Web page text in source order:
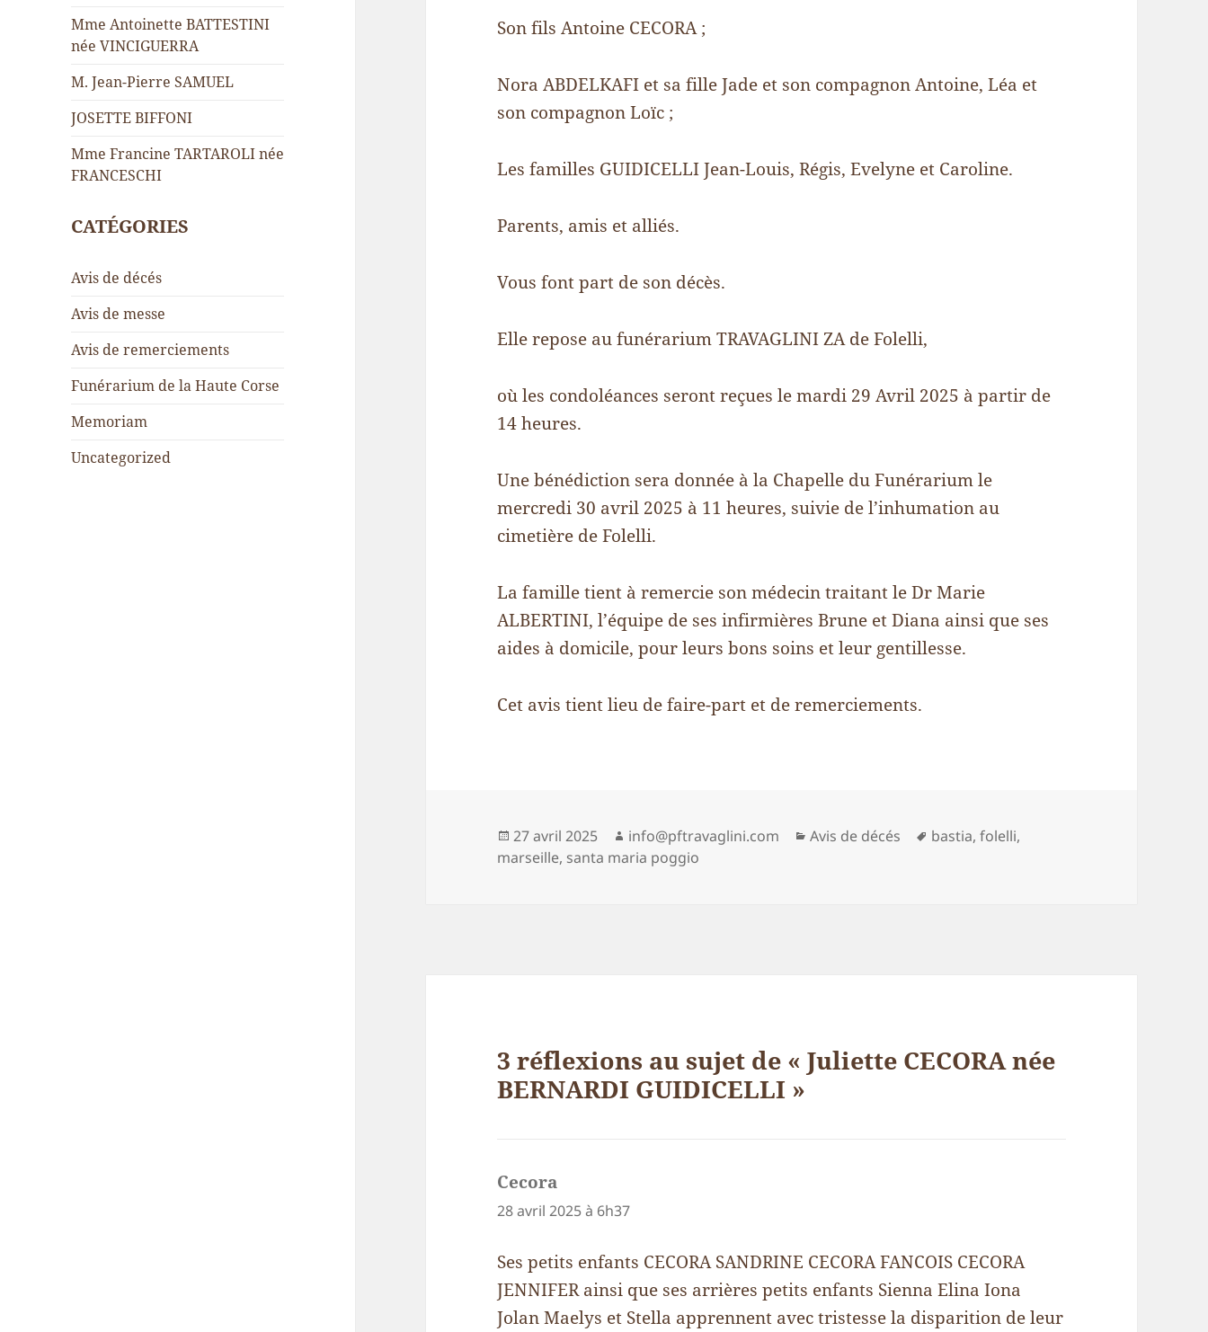
Mme Antoinette BATTESTINI
née VINCIGUERRA
M. Jean-Pierre SAMUEL
JOSETTE BIFFONI
Mme Francine TARTAROLI née
FRANCESCHI
CATÉGORIES
Avis de décés
Avis de messe
Avis de remerciements
Funérarium de la Haute Corse
Memoriam
Uncategorized
Son fils Antoine CECORA ;
Nora ABDELKAFI et sa fille Jade et son compagnon Antoine, Léa et
son compagnon Loïc ;
Les familles GUIDICELLI Jean-Louis, Régis, Evelyne et Caroline.
Parents, amis et alliés.
Vous font part de son décès.
Elle repose au funérarium TRAVAGLINI ZA de Folelli,
où les condoléances seront reçues le mardi 29 Avril 2025 à partir de
14 heures.
Une bénédiction sera donnée à la Chapelle du Funérarium le
mercredi 30 avril 2025 à 11 heures, suivie de l’inhumation au
cimetière de Folelli.
La famille tient à remercie son médecin traitant le Dr Marie
ALBERTINI, l’équipe de ses infirmières Brune et Diana ainsi que ses
aides à domicile, pour leurs bons soins et leur gentillesse.
Cet avis tient lieu de faire-part et de remerciements.
Publié
le
27 avril 2025 Auteur
info@pftravaglini.com Catégories
Avis de décés
Mots-
bastia,folelli,
marseille, santa maria poggio
3 réflexions au sujet de « Juliette CECORA née
BERNARDI GUIDICELLI »
Cecora
28 avril 2025 à 6h37
Ses petits enfants CECORA SANDRINE CECORA FANCOIS CECORA
JENNIFER ainsi que ses arrières petits enfants Sienna Elina Iona
Jolan Maelys et Stella apprennent avec tristesse la disparition de leur